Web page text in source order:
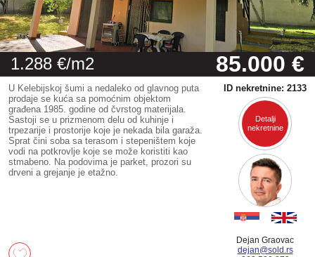
1.288 €/m2 85.000 €
U Kelebijskoj šumi a nedaleko od glavnog puta
prodaje se kuća sa pomoćnim objektom
građena 1985. godine od čvrstog materijala.
Sastoji se u prizmenom delu od kuhinje i
trpezarije i prostorije koje je nekada bila garaža.
Sprat čini soba sa terasom i stepeništem koje
vodi na potkrovlje koje se može koristiti kao
stmabeno. Na podovima je parket, prozori su
drveni a grejanje je etažno.
ID nekretnine: 2133
Detalji
nekretnine
Dejan Graovac
dejan@sold.rs